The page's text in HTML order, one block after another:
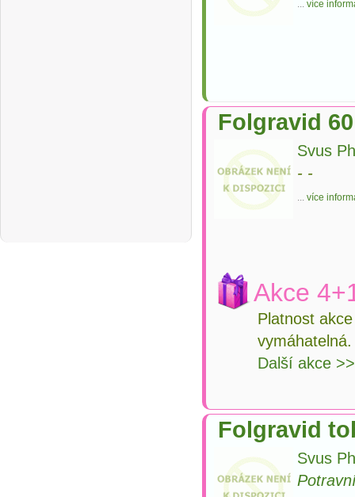
... více
Folgravid
Svus
- -
... více
Akce
Platnost
vymáhatelná.
Další akce
Folgravid
Svus